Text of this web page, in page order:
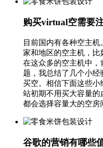
购买virtual空需要
目前国内有各种空主
家和地区的空主机，比
在这众多的空主机中，
题，我总结了几个小经
买空。相信下面这些小
站初期不用买大容量
都会选择容量大的空房
谷歌的营销有哪些